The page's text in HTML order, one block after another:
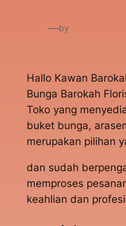
—by
Hallo Kawan
Bunga Barokah
Toko yang
buket bunga,
merupakan pilihan
dan sudah
memproses
keahlian dan